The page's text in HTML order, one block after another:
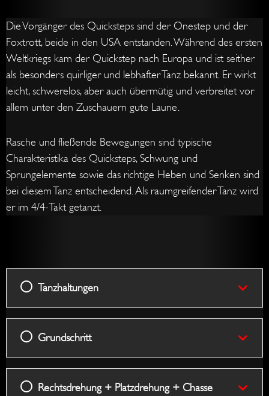
Die Vorgänger des Quicksteps sind der Onestep und der
Foxtrott, beide in den USA entstanden. Während des ersten
Weltkriegs kam der Quickstep nach Europa und ist seither
als besonders quirliger und lebhafter Tanz bekannt. Er wirkt
leicht, schwerelos, aber auch übermütig und verbreitet vor
allem unter den Zuschauern gute Laune.
Rasche und fließende Bewegungen sind typische
Charakteristika des Quicksteps, Schwung und
Sprungelemente sowie das richtige Heben und Senken sind
bei diesem Tanz entscheidend. Als raumgreifender Tanz wird
er im 4/4-Takt getanzt.
Tanzhaltungen
Grundschritt
Rechtsdrehung + Platzdrehung + Chasse
+
+
Kreisel
+
+
Tipple
+
+
Quick
Run